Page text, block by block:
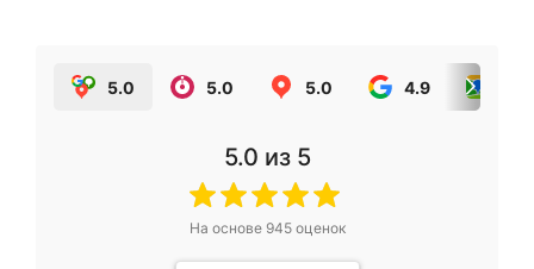
5.0 5.0 5.0 4.9
5.0 из 5
На основе 945оценок